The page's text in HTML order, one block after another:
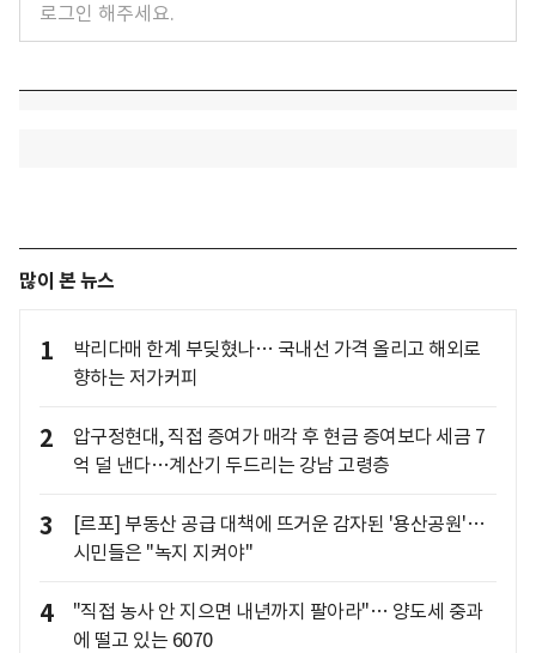
많이 본 뉴스
1
박리다매 한계 부딪혔나… 국내선 가격 올리고 해외로
향하는 저가커피
2
압구정현대, 직접 증여가 매각 후 현금 증여보다 세금 7
억 덜 낸다…계산기 두드리는 강남 고령층
3
[르포] 부동산 공급 대책에 뜨거운 감자된 '용산공원'…
시민들은 "녹지 지켜야"
4
"직접 농사 안 지으면 내년까지 팔아라"… 양도세 중과
에 떨고 있는 6070